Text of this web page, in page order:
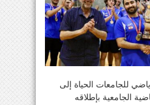
للجامعات الحياة إلى
الجامعية بإطلاقه